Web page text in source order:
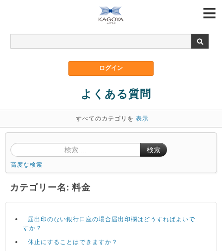
よくある質問
すべてのカテゴリを 表示
検索
高度な検索
カテゴリー名: 料金
届出印のない銀行口座の場合届出印欄はどうすればよいで
すか？
休止にすることはできますか？